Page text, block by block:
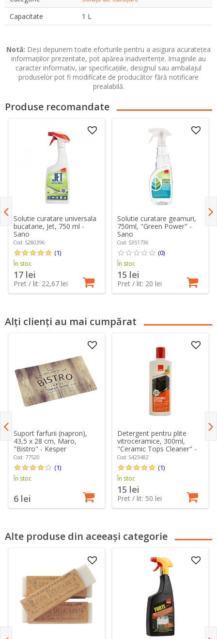
Capacitate
1 L
Notă: Deși depunem toate eforturile pentru a asigura acuratețea
informațiilor prezentate, pot apărea inadvertențe. Imaginile au
caracter informativ, iar specificațiile, designul sau ambalajul
produselor pot fi modificate de producător fără notificare
prealabilă.
Produse recomandate
Solutie curatare universala
bucatarie, Jet, 750 ml -
Sano
Cod: S280396
(1)
În stoc
17 lei
Pret / lit: 22,67 lei
Solutie curatare geamuri,
750ml, "Green Power" -
Sano
Cod: S351736
(0)
În stoc
15 lei
Pret / lit: 20 lei
Alți clienți au mai cumpărat
Suport farfurii (napron),
43,5 x 28 cm, Maro,
"Bistro" - Kesper
Cod: 77520
(1)
În stoc
6 lei
Detergent pentru plite
vitroceramice, 300ml,
"Ceramic Tops Cleaner" -
Sano
Cod: S423482
(1)
În stoc
15 lei
Pret / lit: 50 lei
Alte produse din aceeași categorie